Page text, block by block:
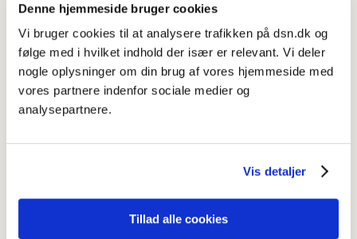
Denne hjemmeside bruger cookies
Vi bruger cookies til at analysere trafikken på dsn.dk og
følge med i hvilket indhold der især er relevant. Vi deler
nogle oplysninger om din brug af vores hjemmeside med
vores partnere indenfor sociale medier og
analysepartnere.
Vis detaljer
Tillad alle cookies
Kære
”Kære + fornavn” bruger undersøgelsens respondenter
mest tilældre slægtninge, og dette resultat kan ligeledes
ses afspejlet i nogle af undersøgelsens kommentarer der
betoner at der skal være et følelsesmæssigt forhold
mellem personer der indleder deres e-mails med
”Kære” er kun tilelskedepersoner.
Jeg bruger “kære + fornavn” til mennesker, som jeg er
Bryder mig ikke om at modtage mails/breve fra offentlige